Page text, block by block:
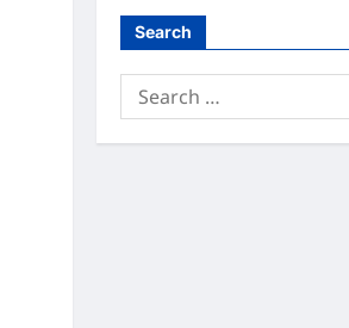
Search
Search
for: